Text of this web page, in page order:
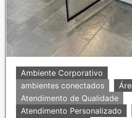
Ambiente Corporativo
ambientes conectados
Atendimento de Qualidade
Atendimento Personalizado